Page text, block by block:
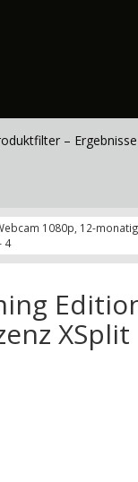
– Ergebnisse
1080p, 12-
4
XSplit